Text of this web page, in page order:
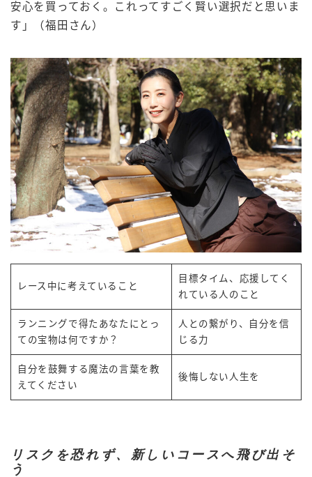
安心を買っておく。これってすごく賢い選択だと思いま
す」（福田さん）
レース中に考えていること
目標タイム、応援してく
れている人のこと
ランニングで得たあなたにとっ
ての宝物は何ですか？
人との繋がり、自分を信
じる力
自分を鼓舞する魔法の言葉を教
えてください
後悔しない人生を
リスクを恐れず、新しいコースへ飛び出そ
う